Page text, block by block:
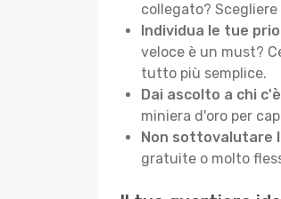
collegato?
Individua le tue
veloce è un must?
tutto più semplice.
Dai ascolto a chi
miniera d'oro per
Non sottovalutare
gratuite o molto